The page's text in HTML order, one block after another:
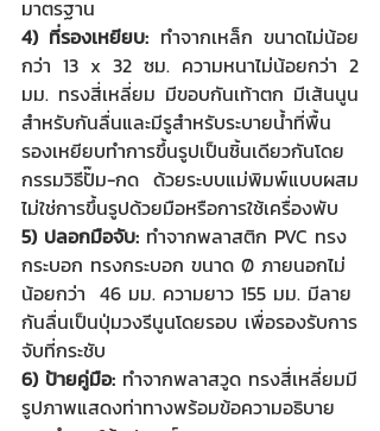
มาตรฐาน
4) ที่รองเหยียบ: ทำจากเหล็ก ขนาดไม่น้อย
กว่า 13 x 32 ซม. ความหนาไม่น้อยกว่า 2
มม. ทรงสี่เหลี่ยม มีขอบกันเท้าตก มีเส้นนูน
สำหรับกันลื่นและมีรูสำหรับระบายน้ำที่พื้น
รองเหยียบทำการขึ้นรูปเป็นชิ้นเดียวกันโดย
กรรมวิธีปั๊ม-กด ด้วยระบบแม่พิมพ์แบบผสม
ไม่ใช่การขึ้นรูปด้วยมือหรือการใช้เครื่องพับ
5) ปลอกมือจับ: ทำจากพลาสติก PVC ทรง
กระบอก ทรงกระบอก ขนาด Ø ภายนอกไม่
น้อยกว่า  46 มม. ความยาว 155 มม. มีลาย
กันลื่นเป็นปุ่มวงรีนูนโดยรอบ เพื่อรองรับการ
จับที่กระชับ
6) ป้ายคู่มือ: ทำจากพลาสวูด ทรงสี่เหลี่ยมมี
รูปภาพแสดงท่าทางพร้อมข้อความอธิบาย